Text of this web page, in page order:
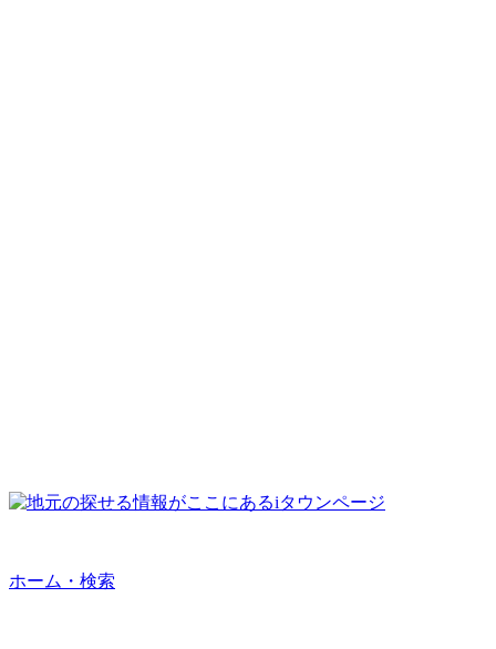
ホーム・検索